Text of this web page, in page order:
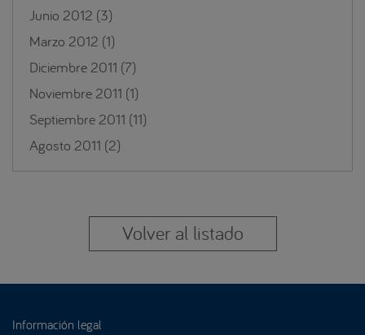
Junio 2012 (3)
Marzo 2012 (1)
Diciembre 2011 (7)
Noviembre 2011 (1)
Septiembre 2011 (11)
Agosto 2011 (2)
Volver al listado
Información legal